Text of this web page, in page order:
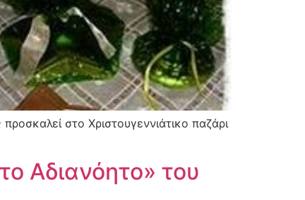
στο Χριστουγεννιάτικο παζάρι
Αδιανόητο» του